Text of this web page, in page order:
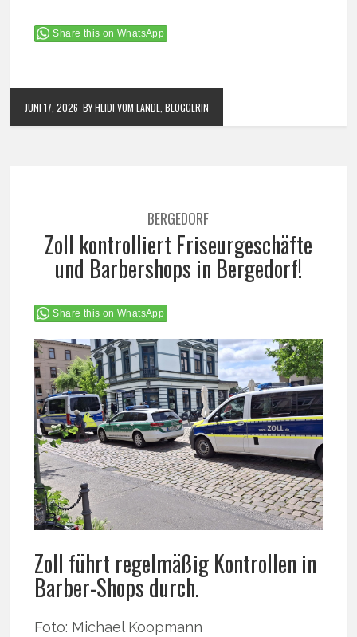
Share this on WhatsApp
JUNI 17, 2026 BY HEIDI VOM LANDE, BLOGGERIN
BERGEDORF
Zoll kontrolliert Friseurgeschäfte
und Barbershops in Bergedorf!
Share this on WhatsApp
Zoll führt regelmäßig Kontrollen in
Barber-Shops durch.
Foto: Michael Koopmann